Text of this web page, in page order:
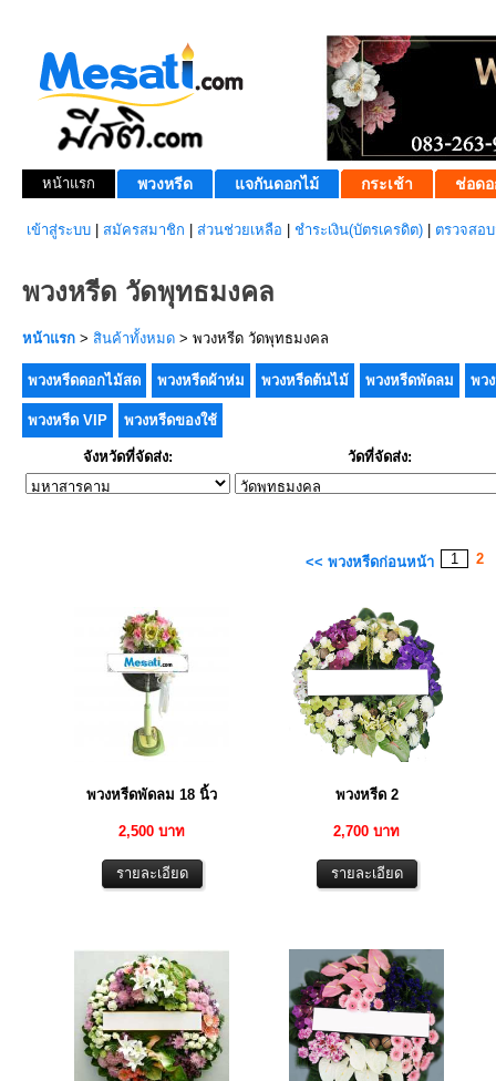
หน้าแรก พวงหรีด แจกันดอกไม้ กระเช้า ช่อดอ
เข้าสู่ระบบ สมัครสมาชิก ส่วนช่วยเหลือ ชำระเงิน(บัตรเครดิต) ตรวจสอ
พวงหรีด วัดพุทธมงคล
หน้าแรก > สินค้าทั้งหมด > พวงหรีด วัดพุทธมงคล
พวงหรีดดอกไม้สด พวงหรีดผ้าห่ม พวงหรีดต้นไม้ พวงหรีดพัดลม พว
พวงหรีด VIP พวงหรีดของใช้
จังหวัดที่จัดส่ง: วัดที่จัดส่ง:
<< พวงหรีดก่อนหน้า 1 2
พวงหรีดพัดลม 18 นิ้ว
2,500 บาท
พวงหรีด 2
2,700 บาท